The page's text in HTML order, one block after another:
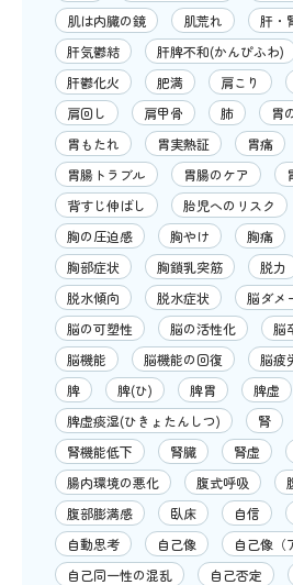
肌は内臓の鏡
肌荒れ 肝・
肝気鬱結
肝脾不和(かんぴふわ)
肝鬱化火
肥満 肩こり
肩回し
肩甲骨 肺
胃
胃もたれ
胃実熱証 胃痛
胃腸トラブル
胃腸のケア
背すじ伸ばし
胎児へのリスク
胸の圧迫感
胸やけ 胸痛
胸部症状
胸鎖乳突筋 脱力
脱水傾向
脱水症状
脳ダメ
脳の可塑性
脳の活性化 脳
脳機能
脳機能の回復 脳疲
脾
脾(ひ) 脾胃
脾虚
脾虚痰湿(ひきょたんしつ)
腎
腎機能低下
腎臓 腎虚
腸内環境の悪化
腹式呼吸
腹部膨満感
臥床 自信
自動思考
自己像
自己像（
自己同一性の混乱
自己否定